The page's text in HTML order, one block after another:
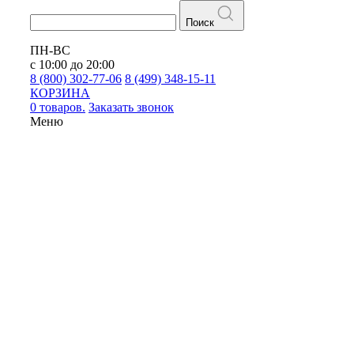
Поиск
ПН-ВС
с 10:00 до 20:00
8 (800) 302-77-06 8 (499) 348-15-11
КОРЗИНА
0 товаров. Заказать звонок
Меню